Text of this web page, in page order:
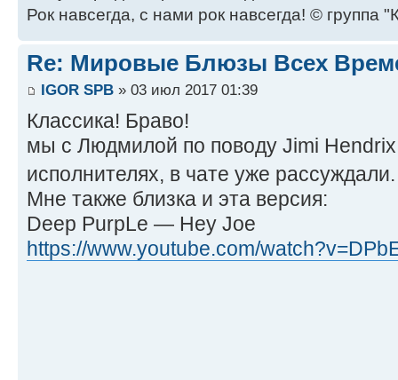
Рок навсегда, с нами рок навсегда! © группа
Re: Мировые Блюзы Всех
IGOR SPB » 03 июл 2017 01:39
Классика! Браво!
мы с Людмилой по поводу Jimi
исполнителях, в чате уже
Мне также близка и эта версия:
Deep PurpLe — Hey Joe
https://www.youtube.com/